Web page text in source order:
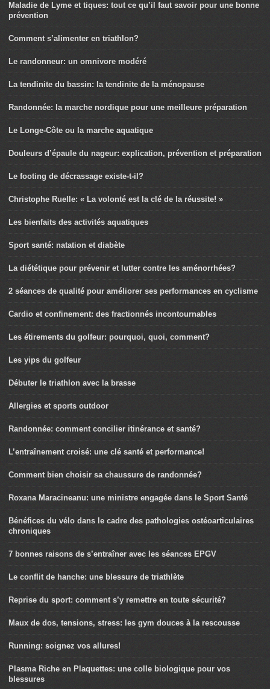
Maladie de Lyme et tiques: tout ce qu’il faut savoir pour une bonne
prévention
Comment s’alimenter en triathlon?
Le randonneur: un omnivore modéré
La tendinite du bassin: la tendinite de la ménopause
Randonnée: la marche nordique pour une meilleure préparation
Le Longe-Côte ou la marche aquatique
Douleurs d’épaule du nageur: explication, prévention et préparation
Le footing de décrassage existe-t-il?
Christophe Ruelle: « La volonté est la clé de la réussite! »
Les bienfaits des activités aquatiques
Sport santé: natation et diabète
La diététique pour prévenir et lutter contre les aménorrhées?
2 séances de qualité pour améliorer ses performances en cyclisme
Cardio et confinement: des fractionnés incontournables
Les étirements du golfeur: pourquoi, quoi, comment?
Les yips du golfeur
Débuter le triathlon avec la brasse
Allergies et sports outdoor
Randonnée: comment concilier itinérance et santé?
L’entraînement croisé: une clé santé et performance!
Comment bien choisir sa chaussure de randonnée?
Roxana Maracineanu: une ministre engagée dans le Sport Santé
Bénéfices du vélo dans le cadre des pathologies ostéoarticulaires
chroniques
7 bonnes raisons de s’entraîner avec les séances EPGV
Le conflit de hanche: une blessure de triathlète
Reprise du sport: comment s’y remettre en toute sécurité?
Maux de dos, tensions, stress: les gym douces à la rescousse
Running: soignez vos allures!
Plasma Riche en Plaquettes: une colle biologique pour vos
blessures